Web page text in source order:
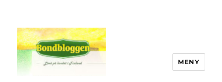
MENY